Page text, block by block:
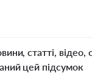
статті, відео,
цей підсумок